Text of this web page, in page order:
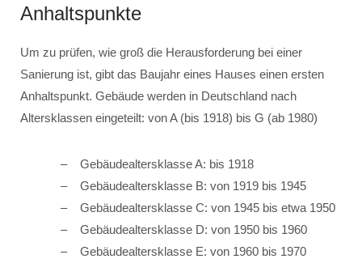
Anhaltspunkte
Um zu prüfen, wie groß die Herausforderung bei einer
Sanierung ist, gibt das Baujahr eines Hauses einen ersten
Anhaltspunkt. Gebäude werden in Deutschland nach
Altersklassen eingeteilt: von A (bis 1918) bis G (ab 1980)
Gebäudealtersklasse A: bis 1918
Gebäudealtersklasse B: von 1919 bis 1945
Gebäudealtersklasse C: von 1945 bis etwa 1950
Gebäudealtersklasse D: von 1950 bis 1960
Gebäudealtersklasse E: von 1960 bis 1970